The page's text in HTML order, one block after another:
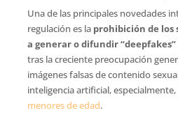
Una de las principales novedades
regulación es la prohibición de los
a generar o difundir “deepfakes”
tras la creciente preocupación
imágenes falsas de contenido
inteligencia artificial,
menores de edad.